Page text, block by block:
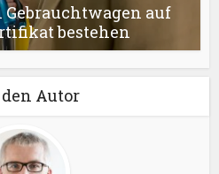
Gebrauchtwagen auf
bestehen
Autor